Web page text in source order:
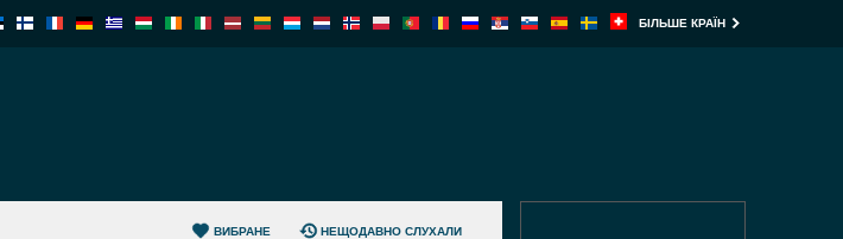
БІЛЬШЕ КРАЇН
ВИБРАНЕ НЕЩОДАВНО СЛУХАЛИ